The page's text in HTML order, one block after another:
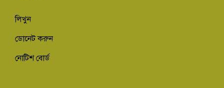
লিখুন
ডোনেট করুন
নোটিশ বোর্ড